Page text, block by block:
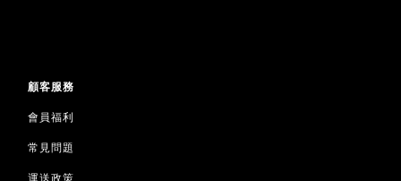
顧客服務
會員福利
常見問題
運送政策